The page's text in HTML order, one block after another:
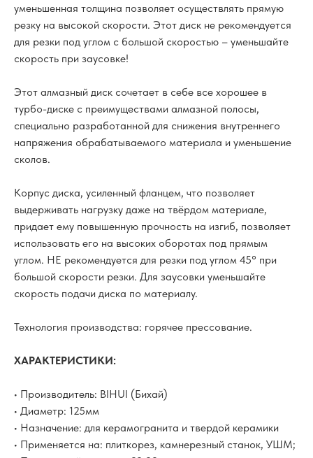
уменьшенная толщина позволяет осуществлять прямую
резку на высокой скорости. Этот диск не рекомендуется
для резки под углом с большой скоростью – уменьшайте
скорость при заусовке!
Этот алмазный диск сочетает в себе все хорошее в
турбо-диске с преимуществами алмазной полосы,
специально разработанной для снижения внутреннего
напряжения обрабатываемого материала и уменьшение
сколов.
Корпус диска, усиленный фланцем, что позволяет
выдерживать нагрузку даже на твёрдом материале,
придает ему повышенную прочность на изгиб, позволяет
использовать его на высоких оборотах под прямым
углом. НЕ рекомендуется для резки под углом 45° при
большой скорости резки. Для заусовки уменьшайте
скорость подачи диска по материалу.
Технология производства: горячее прессование.
ХАРАКТЕРИСТИКИ:
• Производитель: BIHUI (Бихай)
• Диаметр: 125мм
• Назначение: для керамогранита и твердой керамики
• Применяется на: плиткорез, камнерезный станок, УШМ;